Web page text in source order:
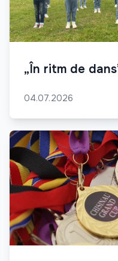
„În ritm de
04.07.2026